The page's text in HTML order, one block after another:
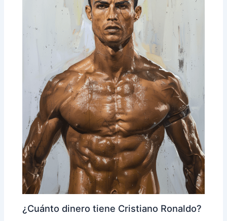
¿Cuánto dinero tiene Cristiano Ronaldo?